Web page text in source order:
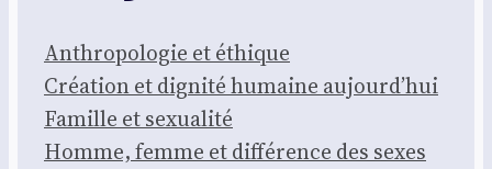
Anthro­po­lo­gie et éthique
Créa­tion et digni­té humaine aujourd’hui
Famille et sexua­li­té
Homme, femme et dif­fé­rence des sexes